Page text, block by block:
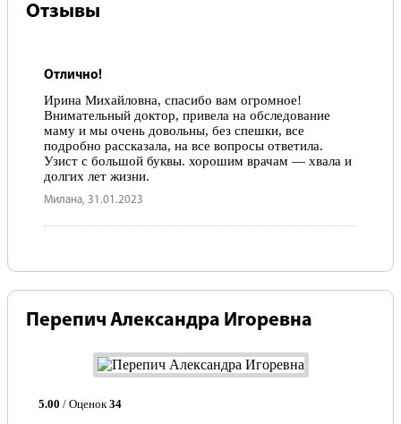
Отзывы
Отлично!
Ирина Михайловна, спасибо вам огромное!
Внимательный доктор, привела на обследование
маму и мы очень довольны, без спешки, все
подробно рассказала, на все вопросы ответила.
Узист с большой буквы. хорошим врачам — хвала и
долгих лет жизни.
Милана, 31.01.2023
Перепич Александра Игоревна
5.00 / Оценок34